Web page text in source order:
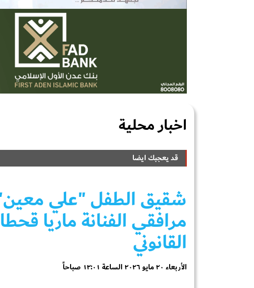
اخبار محلية
قد يعجبك ايضا
شقيق الطفل "علي
مرافقي الفنانة ماريا
القانوني
الأربعاء ٢٠ مايو ٢٠٢٦ الساعة ١٢:٠١ صباحاً